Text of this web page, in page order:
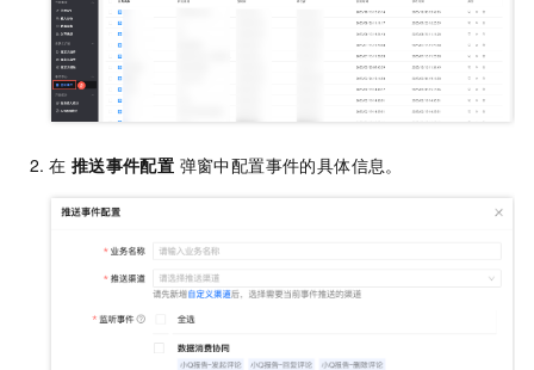
在 推送事件配置 弹窗中配置事件的具体信息。